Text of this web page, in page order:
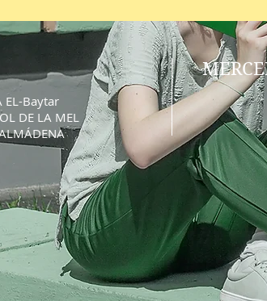
EL-Baytar
DE LA MEL